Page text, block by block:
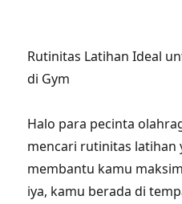
Rutinitas Latihan Ideal
di Gym
Halo para pecinta
mencari rutinitas latihan
membantu kamu
iya, kamu berada di